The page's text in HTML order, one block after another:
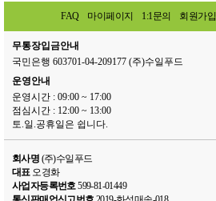
FAQ 마이페이지 1:1문의 회원가입
무통장입금안내
국민은행 603701-04-209177 (주)수일푸드
운영안내
운영시간 : 09:00 ~ 17:00
점심시간 : 12:00 ~ 13:00
토.일.공휴일은 쉽니다.
회사명 (주)수일푸드
대표오경화
사업자등록번호599-81-01449